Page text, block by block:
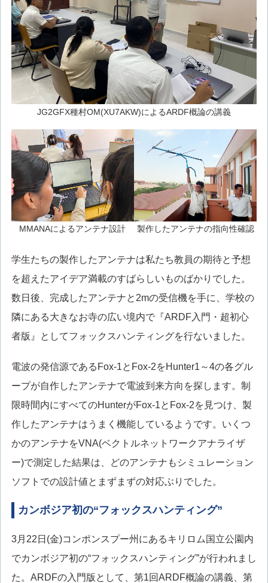
JG2GFX種村OM(XU7AKW)によるARDF概論の講義
MMANAによるアンテナ設計 製作したアンテナの指向性確認
学生たちの製作したアンテナは私たち教員の期待と予想
を超えたアイデア満載のすばらしいものばかりでした。
数日後、完成したアンテナと2mの受信機を手に、学校の
隣にある大きなお寺の広い境内で『ARDF入門・超初心
者版』としてフォックスハンティングを行ないました。
電波の発信源であるFox-1とFox-2をHunter1～4の各グル
ープが自作したアンテナで電波到来方向を探します。制
限時間内にすべてのHunterがFox-1とFox-2を見つけ、製
作したアンテナはうまく機能しているようです。いくつ
かのアンテナをVNA(ベクトルネットワークアナライザ
ー)で測定した結果は、どのアンテナもシミュレーション
ソフトでの設計値とまずまずの対応ぶりでした。
カンボジア初の“フォックスハンティング”
3月22日(金)コンポンスプー州にあるキリロム国立公園内
でカンボジア初の“フォックスハンティング”が行われまし
た。ARDFの入門版として、第1回ARDF概論の講義、第